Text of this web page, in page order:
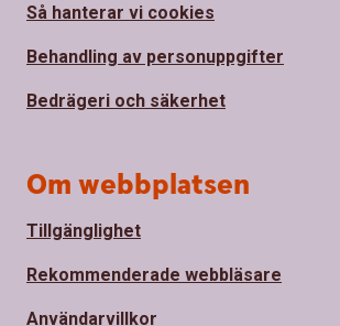
Så hanterar vi cookies
Behandling av personuppgifter
Bedrägeri och säkerhet
Om webbplatsen
Tillgänglighet
Rekommenderade webbläsare
Användarvillkor